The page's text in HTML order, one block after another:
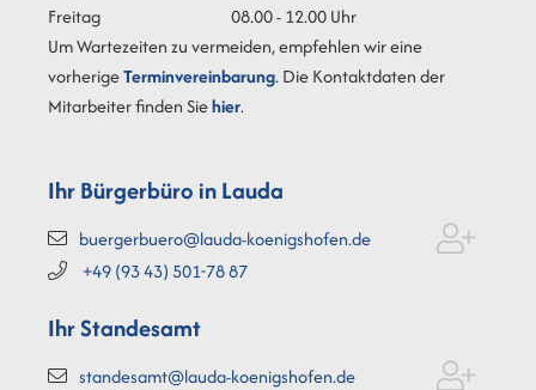
Freitag
08.00 - 12.00 Uhr
Um Wartezeiten zu vermeiden, empfehlen wir eine
vorherigeTerminvereinbarung. Die Kontaktdaten der
Mitarbeiter finden Siehier.
Ihr Bürgerbüro in Lauda
buergerbuero@lauda-koenigshofen.de
+49 (9343) 501-7887
Ihr Standesamt
standesamt@lauda-koenigshofen.de